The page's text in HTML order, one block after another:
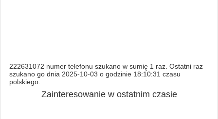
222631072 numer telefonu szukano w sumię 1 raz. Ostatni raz
szukano go dnia 2025-10-03 o godzinie 18:10:31 czasu
polskiego.
Zainteresowanie w ostatnim czasie